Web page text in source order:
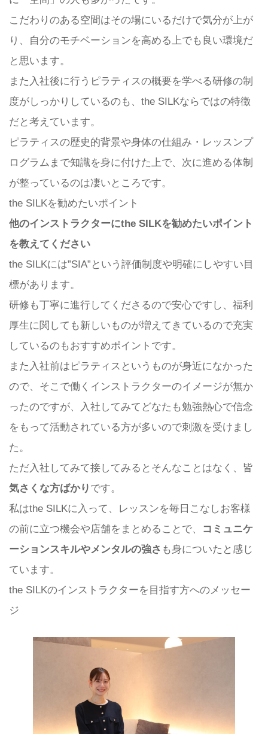
こだわりのある空間はその場にいるだけで気分が上が
り、自分のモチベーションを高める上でも良い環境だ
と思います。
また入社後に行うピラティスの概要を学べる研修の制
度がしっかりしているのも、the SILKならではの特徴
だと考えています。
ピラティスの歴史的背景や身体の仕組み・レッスンプ
ログラムまで知識を身に付けた上で、次に進める体制
が整っているのは凄いところです。
the SILKを勧めたいポイント
他のインストラクターにthe SILKを勧めたいポイント
を教えてください
the SILKには”SIA”という評価制度や明確にしやすい目
標があります。
研修も丁寧に進行してくださるので安心ですし、福利
厚生に関しても新しいものが増えてきているので充実
しているのもおすすめポイントです。
また入社前はピラティスというものが身近になかった
ので、そこで働くインストラクターのイメージが無か
ったのですが、入社してみてどなたも勉強熱心で信念
をもって活動されている方が多いので刺激を受けまし
た。
ただ入社してみて接してみるとそんなことはなく、皆
気さくな方ばかり です。
私はthe SILKに入って、レッスンを毎日こなしお客様
の前に立つ機会や店舗をまとめることで、
コミュニケ
ーションスキルやメンタルの強さ も身についたと感じ
ています。
the SILKのインストラクターを目指す方へのメッセー
ジ